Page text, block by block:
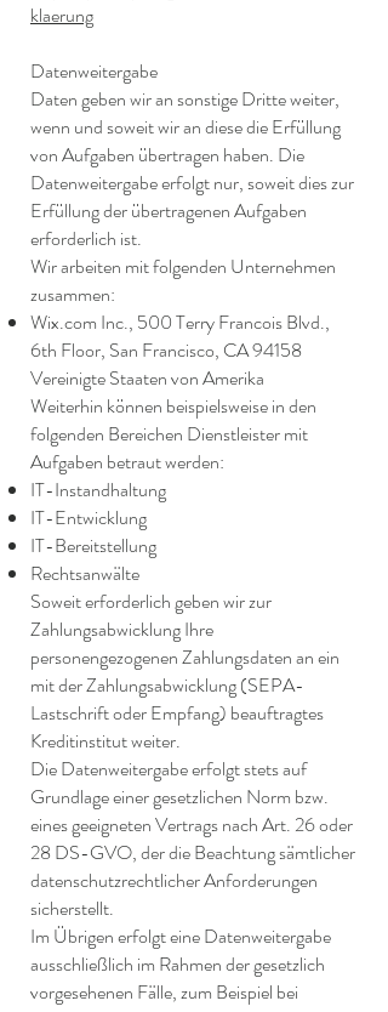
klaerung
Datenweitergabe
Daten geben wir an sonstige Dritte weiter,
wenn und soweit wir an diese die Erfüllung
von Aufgaben übertragen haben. Die
Datenweitergabe erfolgt nur, soweit dies zur
Erfüllung der übertragenen Aufgaben
erforderlich ist.
Wir arbeiten mit folgenden Unternehmen
zusammen:
Wix.com Inc., 500 Terry Francois Blvd.,
6th Floor, San Francisco, CA 94158
Vereinigte Staaten von Amerika
Weiterhin können beispielsweise in den
folgenden Bereichen Dienstleister mit
Aufgaben betraut werden:
IT-Instandhaltung
IT-Entwicklung
IT-Bereitstellung
Rechtsanwälte
Soweit erforderlich geben wir zur
Zahlungsabwicklung Ihre
personengezogenen Zahlungsdaten an ein
mit der Zahlungsabwicklung (SEPA-
Lastschrift oder Empfang) beauftragtes
Kreditinstitut weiter.
Die Datenweitergabe erfolgt stets auf
Grundlage einer gesetzlichen Norm bzw.
eines geeigneten Vertrags nach Art. 26 oder
28 DS-GVO, der die Beachtung sämtlicher
datenschutzrechtlicher Anforderungen
sicherstellt.
Im Übrigen erfolgt eine Datenweitergabe
ausschließlich im Rahmen der gesetzlich
vorgesehenen Fälle, zum Beispiel bei